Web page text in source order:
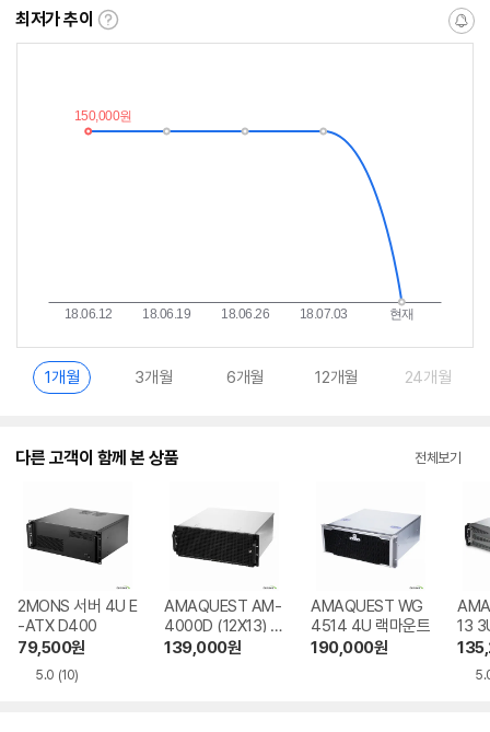
최저가 추이
최
이
란?
알
1개월 3개월 6개월 12개월 24개월
다른 고객이 함께 본 상품 전체보기
2MONS 서버 4U E
-ATX D400
79,500원
5.0 (10)
AMAQUEST AM-
4000D (12X13) 4
U 랙마운트
139,000원
AMAQUEST WG
4514 4U 랙마운트
190,000원
13